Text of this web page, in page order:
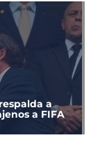
a
a FIFA